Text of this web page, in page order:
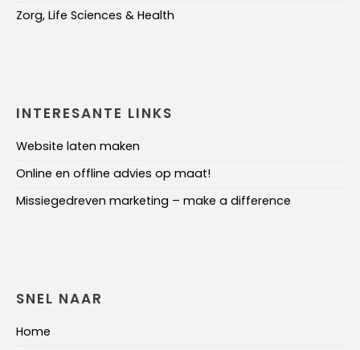
Zorg, Life Sciences & Health
INTERESANTE LINKS
Website laten maken
Online en offline advies op maat!
Missiegedreven marketing – make a difference
SNEL NAAR
Home